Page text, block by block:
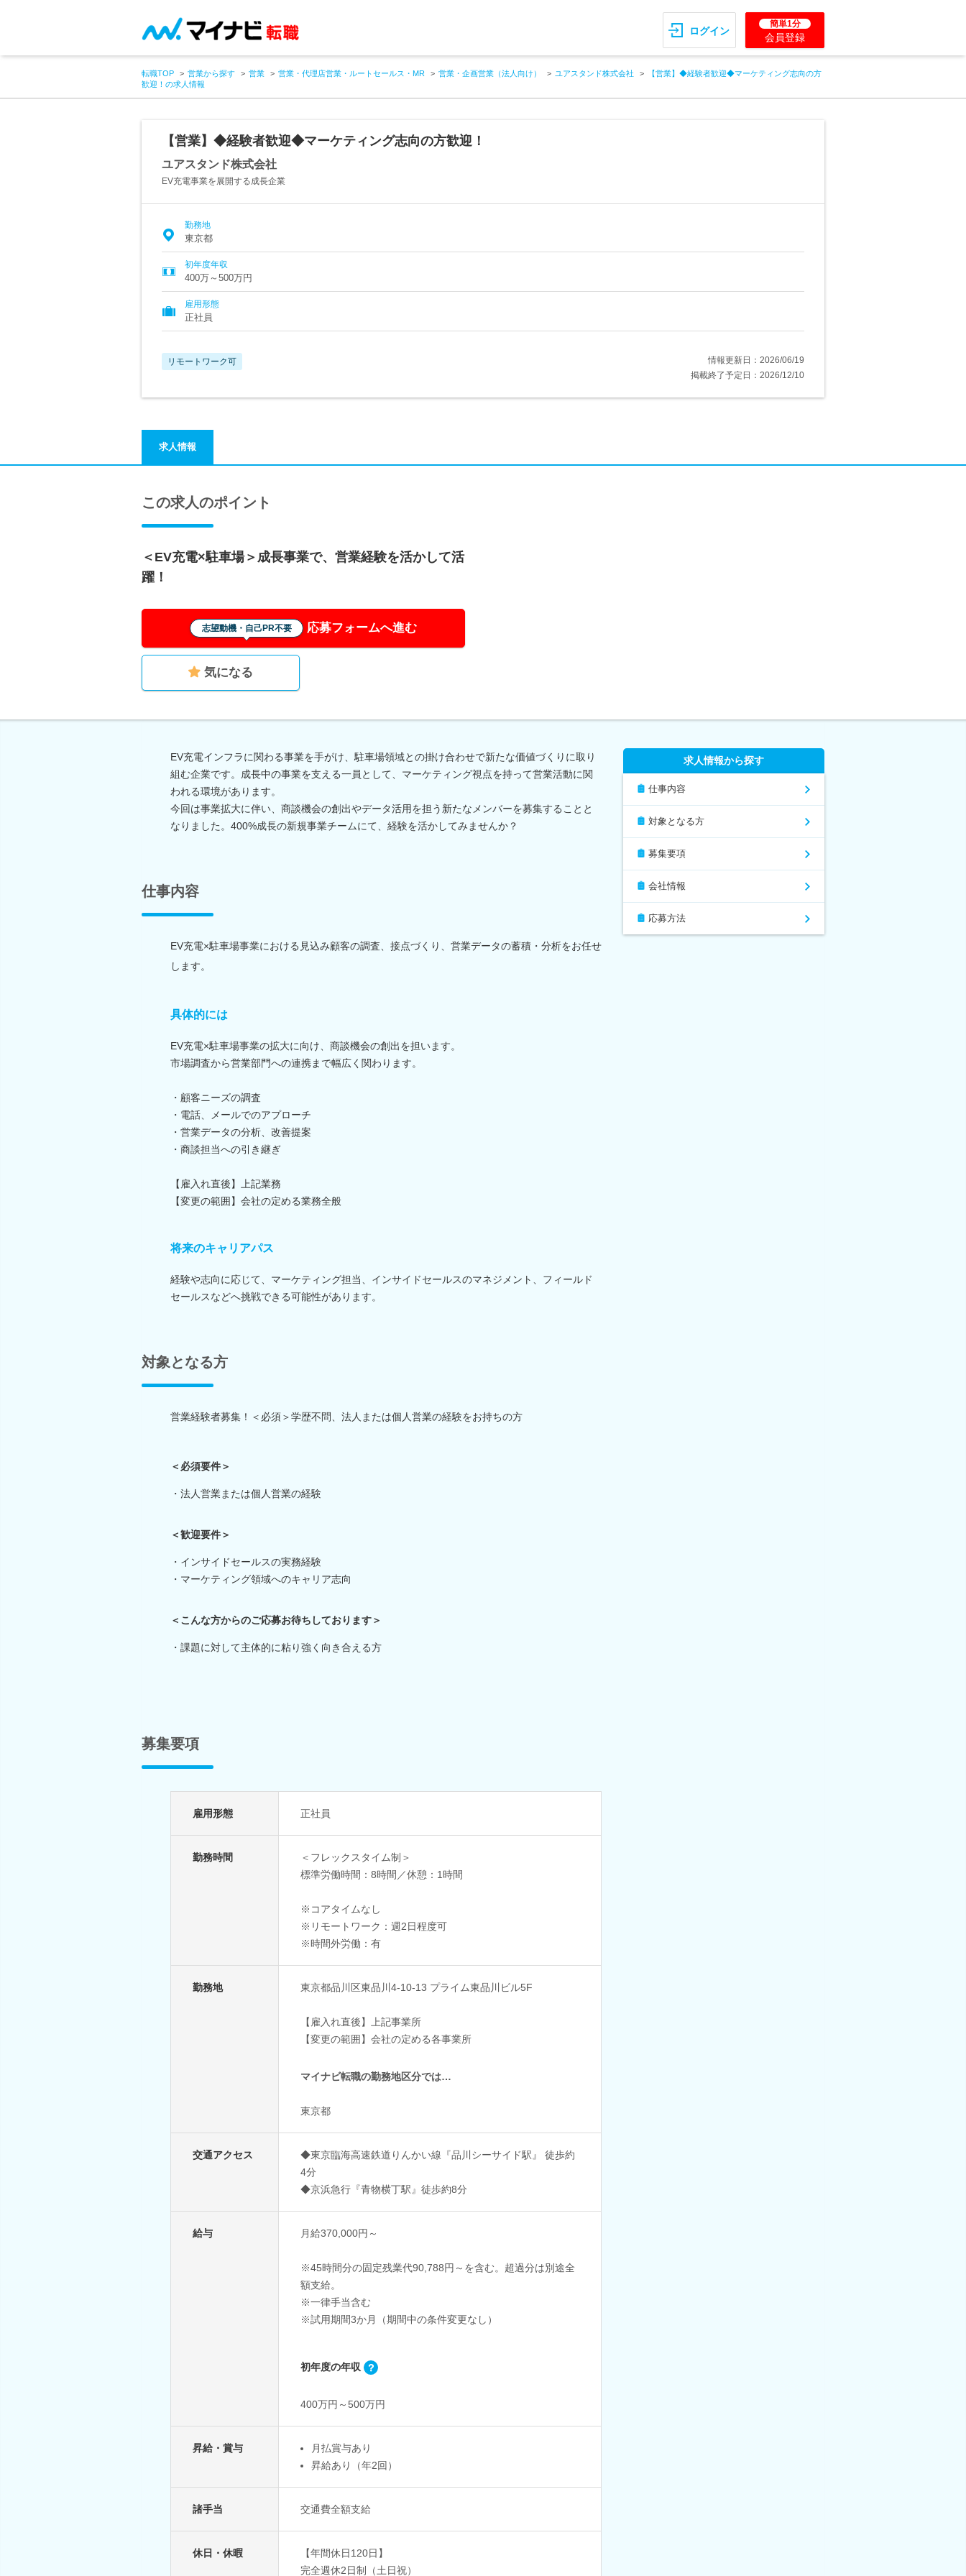
ログイン
簡単1分
会員登録
転職TOP 営業から探す 営業 営業・代理店営業・ルートセールス・MR 営業・企画営業（法人向け） ユアスタンド株式会社
【営業】◆経験者歓迎◆マーケティング志向の方
歓迎！の求人情報
【営業】◆経験者歓迎◆マーケティング志向の方歓迎！
ユアスタンド株式会社
EV充電事業を展開する成長企業
勤務地
東京都
初年度年収
400万～500万円
雇用形態
正社員
リモートワーク可
情報更新日：2026/06/19
掲載終了予定日：2026/12/10
求人情報
この求人のポイント
＜EV充電×駐車場＞成長事業で、営業経験を活かして活
躍！
志望動機・自己PR不要 応募フォームへ進む
気になる
EV充電インフラに関わる事業を手がけ、駐車場領域との掛け合わせで新たな価値づくりに取り
組む企業です。成長中の事業を支える一員として、マーケティング視点を持って営業活動に関
われる環境があります。
今回は事業拡大に伴い、商談機会の創出やデータ活用を担う新たなメンバーを募集することと
なりました。400%成長の新規事業チームにて、経験を活かしてみませんか？
仕事内容
EV充電×駐車場事業における見込み顧客の調査、接点づくり、営業データの蓄積・分析をお任せ
します。
具体的には
EV充電×駐車場事業の拡大に向け、商談機会の創出を担います。
市場調査から営業部門への連携まで幅広く関わります。
・顧客ニーズの調査
・電話、メールでのアプローチ
・営業データの分析、改善提案
・商談担当への引き継ぎ
【雇入れ直後】上記業務
【変更の範囲】会社の定める業務全般
将来のキャリアパス
経験や志向に応じて、マーケティング担当、インサイドセールスのマネジメント、フィールド
セールスなどへ挑戦できる可能性があります。
対象となる方
営業経験者募集！＜必須＞学歴不問、法人または個人営業の経験をお持ちの方
＜必須要件＞
・法人営業または個人営業の経験
＜歓迎要件＞
・インサイドセールスの実務経験
・マーケティング領域へのキャリア志向
＜こんな方からのご応募お待ちしております＞
・課題に対して主体的に粘り強く向き合える方
募集要項
雇用形態 正社員
勤務時間
＜フレックスタイム制＞
標準労働時間：8時間／休憩：1時間
※コアタイムなし
※リモートワーク：週2日程度可
※時間外労働：有
勤務地 東京都品川区東品川4-10-13 プライム東品川ビル5F
【雇入れ直後】上記事業所
【変更の範囲】会社の定める各事業所
マイナビ転職の勤務地区分では…
東京都
交通アクセス
◆東京臨海高速鉄道りんかい線『品川シーサイド駅』 徒歩約
4分
◆京浜急行『青物横丁駅』徒歩約8分
給与 月給370,000円～
※45時間分の固定残業代90,788円～を含む。超過分は別途全
額支給。
※一律手当含む
※試用期間3か月（期間中の条件変更なし）
初年度の年収
400万円～500万円
昇給・賞与
月払賞与あり
昇給あり（年2回）
諸手当 交通費全額支給
休日・休暇
【年間休日120日】
完全週休2日制（土日祝）
求人情報から探す
仕事内容
対象となる方
募集要項
会社情報
応募方法